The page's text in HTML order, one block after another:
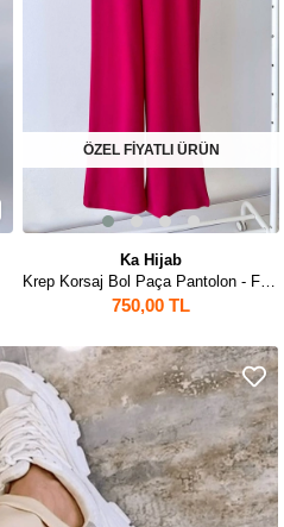
Ka Hijab
750,00 TL
ÖZEL FİYATLI ÜRÜN